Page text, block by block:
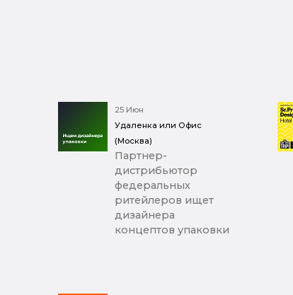
25 Июн
Удаленка или Офис
(Москва)
Партнер-
дистрибьютор
федеральных
ритейлеров ищет
дизайнера
концептов упаковки